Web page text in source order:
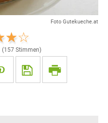
Foto Gutekueche.at
(157 Stimmen)